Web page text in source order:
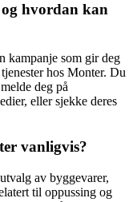
hvordan kan
kampanje som gir deg
hos Monter. Du
deg på
eller sjekke deres
vanligvis?
av byggevarer,
til oppussing og